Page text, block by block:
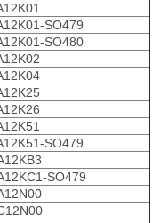
SO479
SO480
SO479
SO479